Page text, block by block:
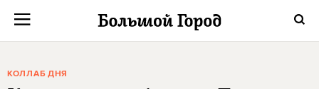
КОЛЛАБ ДНЯ